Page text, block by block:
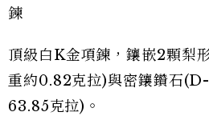
鍊
頂級白K金項鍊，鑲嵌2顆梨
重約0.82克拉)與密鑲鑽石
63.85克拉)。